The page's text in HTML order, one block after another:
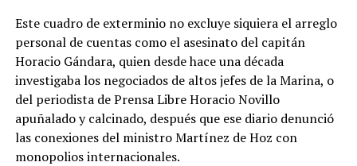
Este cuadro de exterminio no excluye siquiera el arreglo
personal de cuentas como el asesinato del capitán
Horacio Gándara, quien desde hace una década
investigaba los negociados de altos jefes de la Marina, o
del periodista de Prensa Libre Horacio Novillo
apuñalado y calcinado, después que ese diario denunció
las conexiones del ministro Martínez de Hoz con
monopolios internacionales.